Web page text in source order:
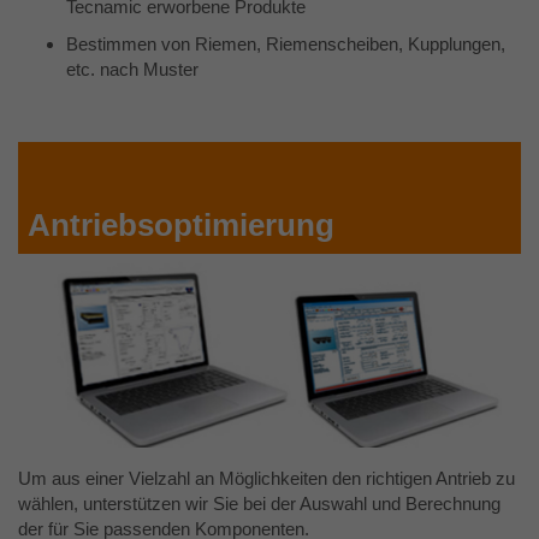
Tecnamic erworbene Produkte
Bestimmen von Riemen, Riemenscheiben, Kupplungen,
etc. nach Muster
Antriebsoptimierung
Um aus einer Vielzahl an Möglichkeiten den richtigen Antrieb zu
wählen, unterstützen wir Sie bei der Auswahl und Berechnung
der für Sie passenden Komponenten.
Zweck
Die Cookies speichern Informationen
anonym und weisen eine randoly
Anbieter Google Analytics
Laufzeit 1 Tag
Zweck
Dieses Cookie wird von Google Analytics
installiert. Das Cookie wird verwendet, um
Informationen darüber zu speichern, wie
Besucher eine Website nutzen, und hilft
bei der Erstellung eines Analyseberichts
darüber, wie es der Website geht. Die
erhobenen Daten umfassen die Anzahl